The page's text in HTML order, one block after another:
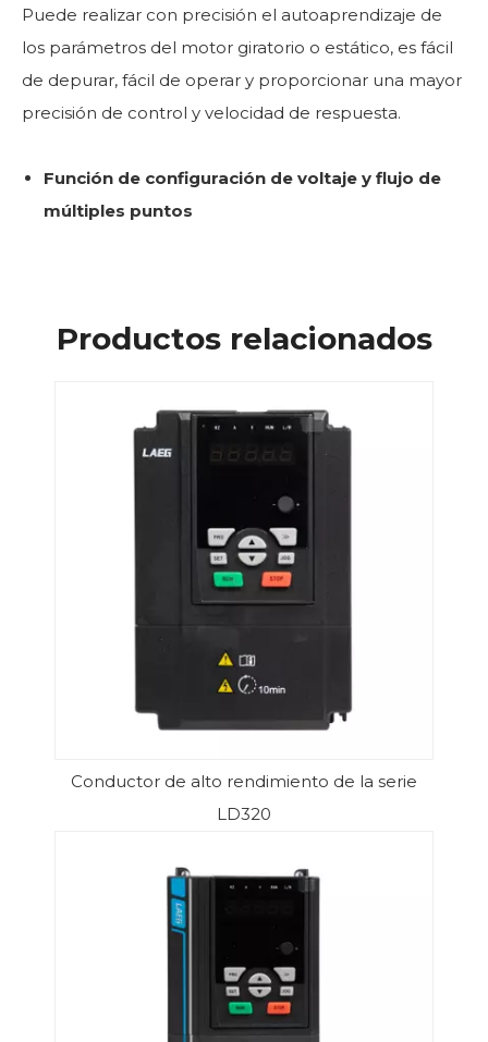
Puede realizar con precisión el autoaprendizaje de
los parámetros del motor giratorio o estático, es fácil
de depurar, fácil de operar y proporcionar una mayor
precisión de control y velocidad de respuesta.
Función de configuración de voltaje y flujo de
múltiples puntos
Productos relacionados
Conductor de alto rendimiento de la serie
LD320